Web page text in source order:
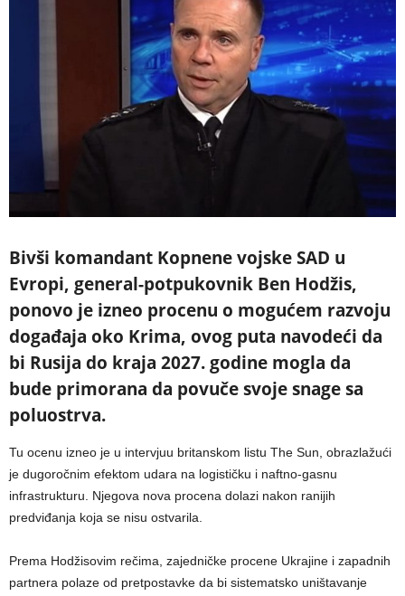
Bivši komandant Kopnene vojske SAD u
Evropi, general-potpukovnik Ben Hodžis,
ponovo je izneo procenu o mogućem razvoju
događaja oko Krima, ovog puta navodeći da
bi Rusija do kraja 2027. godine mogla da
bude primorana da povuče svoje snage sa
poluostrva.
Tu ocenu izneo je u intervjuu britanskom listu The Sun, obrazlažući
je dugoročnim efektom udara na logističku i naftno-gasnu
infrastrukturu. Njegova nova procena dolazi nakon ranijih
predviđanja koja se nisu ostvarila.
Prema Hodžisovim rečima, zajedničke procene Ukrajine i zapadnih
partnera polaze od pretpostavke da bi sistematsko uništavanje